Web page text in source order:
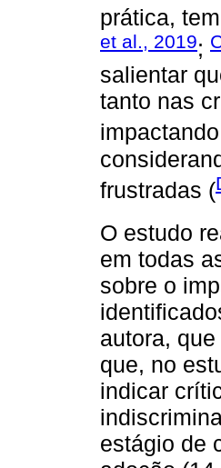
prática,
et al., 2019;
salientar
tanto nas
frustradas (
O estudo
em todas
sobre o
autora,
que, no
indicar
estágio de